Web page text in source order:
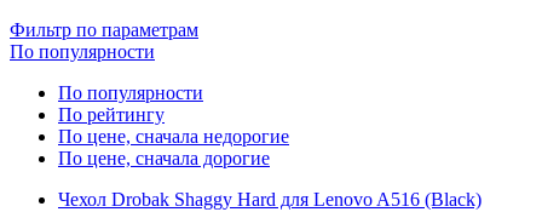
Фильтр по параметрам
По популярности
По популярности
По рейтингу
По цене, сначала недорогие
По цене, сначала дорогие
Чехол Drobak Shaggy Hard для Lenovo A516 (Black)